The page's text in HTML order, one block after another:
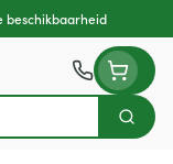
beschikbaarheid
Zoek